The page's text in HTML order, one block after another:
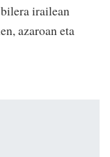
irailean
azaroan eta